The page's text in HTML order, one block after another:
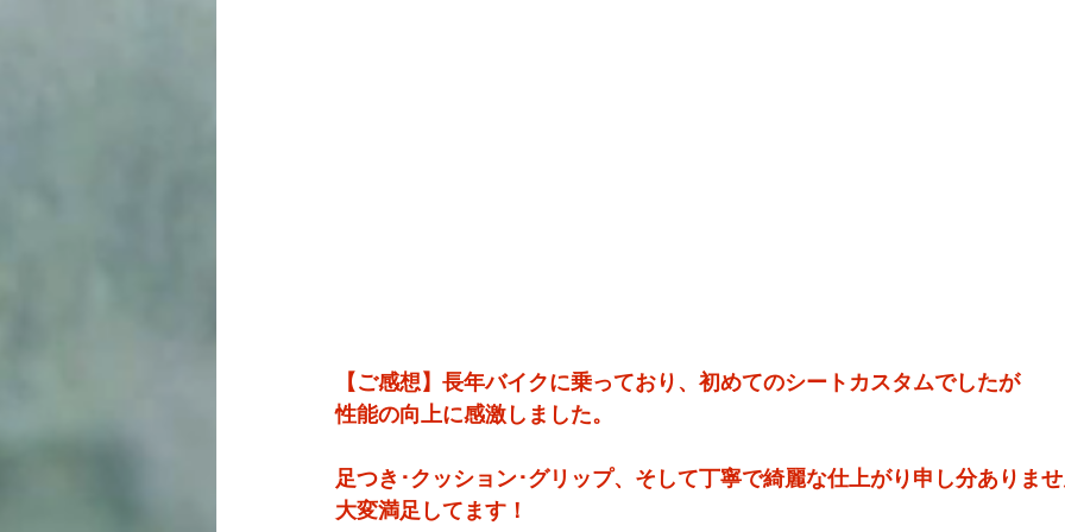
【ご感想】長年バイクに乗っており、初めてのシートカスタムでしたが
性能の向上に感激しました。
足つき･クッション･グリップ、そして丁寧で綺麗な仕上がり申し分ありま
大変満足してます！